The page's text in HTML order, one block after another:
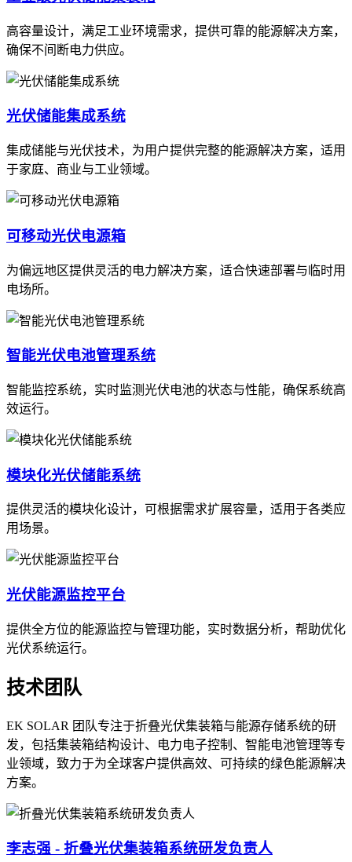
高容量设计，满足工业环境需求，提供可靠的能源解决方案，
确保不间断电力供应。
光伏储能集成系统
集成储能与光伏技术，为用户提供完整的能源解决方案，适用
于家庭、商业与工业领域。
可移动光伏电源箱
为偏远地区提供灵活的电力解决方案，适合快速部署与临时用
电场所。
智能光伏电池管理系统
智能监控系统，实时监测光伏电池的状态与性能，确保系统高
效运行。
模块化光伏储能系统
提供灵活的模块化设计，可根据需求扩展容量，适用于各类应
用场景。
光伏能源监控平台
提供全方位的能源监控与管理功能，实时数据分析，帮助优化
光伏系统运行。
技术团队
EK SOLAR 团队专注于折叠光伏集装箱与能源存储系统的研
发，包括集装箱结构设计、电力电子控制、智能电池管理等专
业领域，致力于为全球客户提供高效、可持续的绿色能源解决
方案。
李志强 - 折叠光伏集装箱系统研发负责人